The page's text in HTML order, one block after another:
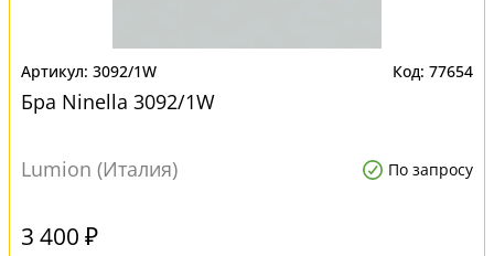
3092/1W 77654
Бра Ninella 3092/1W
Lumion (Италия) По запросу
3 400 ₽